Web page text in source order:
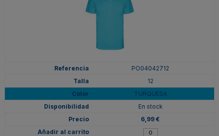
PO04042712
12
TURQUESA
En stock
6,99 €